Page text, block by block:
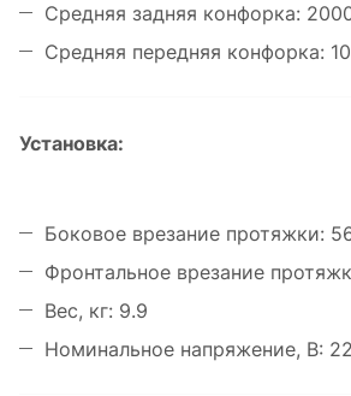
Средняя задняя конфорка:
Средняя передняя конфорка:
Установка:
Боковое врезание протяжки:
Фронтальное врезание
Вес, кг: 9.9
Номинальное напряжение, В: